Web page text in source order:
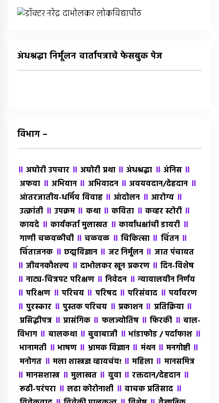
अंधश्रद्धा निर्मूलन वार्तापत्राचे फेसबुक पेज
विभाग –
॥ अघोरी उपचार ॥ अघोरी प्रथा ॥ अंधश्रद्धा ॥ अंंनिस ॥
अफवा ॥ अभियान ॥ अभिवादन ॥ अवयवदान/देहदान ॥
आंतरजातीय-धर्मिय विवाह ॥ आंदोलन ॥ आरोग्य ॥
उत्क्रांती ॥ उपक्रम ॥ कथा ॥कविता ॥ कव्हर स्टोरी ॥
कायदे ॥ कार्यकर्ता मुलाखत ॥ कार्याधक्षांची डायरी ॥
गाणी चळवळीची ॥चळवळ ॥ चिकित्सा ॥ चिंतन ॥
चिंताजनक ॥ छद्मविज्ञान ॥ जट निर्मूलन ॥ जात पंचायत
॥जीवनकौशल्य ॥ दाभोलकर खून प्रकरण ॥दिन-विशेष
॥नाट्य-चित्रपट परिक्षण ॥निवेदन ॥ न्यायालयीन निर्णय
॥परिक्षण ॥ परिचय ॥ परिषद ॥परिसंवाद ॥ पर्यावरण
॥पुरस्कार ॥ पुस्तक परिचय ॥ प्रकाशन ॥ प्रतिक्रिया ॥
प्रसिद्धीपत्र ॥ प्रासंगिक ॥ फलज्योतिष ॥फिरकी ॥ बाल-
विभाग ॥ बालकथा ॥बुवाबाजी ॥भांडाफोड / पर्दाफाश ॥
भानामती ॥भाषण ॥ भ्रामक विज्ञान ॥ मंथन ॥मनगोष्टी ॥
मनोगत ॥ मला शास्त्रज्ञ व्हायचंय! ॥महिला ॥ मानसमित्र
॥मानसशास्त्र ॥ मुलाखत ॥ युवा ॥रक्तदान/देहदान ॥
रूढी-परंपरा ॥ लढा कोरोनाशी ॥ वाचक प्रतिसाद ॥